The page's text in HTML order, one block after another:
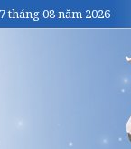
tháng 08 năm 2026